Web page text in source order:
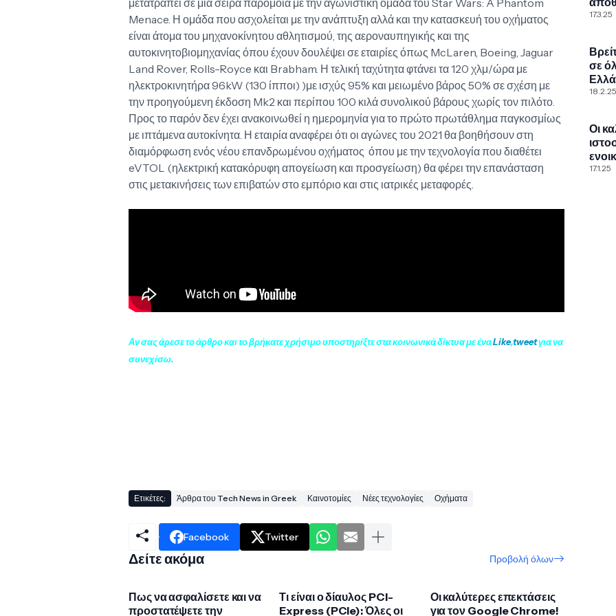
Menace. Η ομάδα που ασχολείται με την ανάπτυξη αλλά και την κατασκευή του οχήματος
είναι άτομα του μηχανοκίνητου αθλητισμού, της αεροναυπηγικής και της
αυτοκινητοβιομηχανίας όπου έχουν δουλέψει σε εταιρίες όπως McLaren, Boeing, Jaguar
Land Rover, Rolls-Royce και Brabham. Η τελική ταχύτητα φτάνει τα 120 χλμ/ώρα με
ηλεκτροκινητήρα 96kW (130 ίπποι) )με ισχύς 95% και μειωμένο βάρος 50% σε σχέση με
την προηγούμενη έκδοση Mk2 και περίπου 100 κιλά συνολικού βάρους χωρίς τον πιλότο.
Προς το παρόν δεν έχει ανακοινωθεί η ημερομηνία για το πρώτο πρωτάθλημα παγκοσμίως
με ιπτάμενα αυτοκίνητα. Η εταιρία αναφέρει ότι οι αγώνες του 2021 θα βοηθήσουν στη
διαμόρφωση ενός νέου επανδρωμένου οχήματος όπου με την τεχνολογία που διαθέτει
eVTOL (ηλεκτρική κατακόρυφη απογείωση και προσγείωση) θα φέρει την επανάσταση
στις μετακινήσεις των επιβατών στο εμπόριο και στις ιατρικές μεταφορές.
Αν σας άρεσε το άρθρο και το βρήκατε χρήσιμο υποστηρίξτε στα κοινωνικά δίκτυα με έναLike,tweetγια να
συνεχίσω.
Ετικέτες: Άρθρα του Tech News in Greek Καινοτομίες Νέες τεχνολογίες Οχήματα
Facebook Twitter
Δείτε ακόμα Προβολή όλων
Πως να ασφαλίσετε και να
προστατέψετε την
Τι είναι ο δίαυλος PCI-
Express (PCIe): Όλες οι
Οι καλύτερες επεκτάσεις
για τον Google Chrome!
17.3.25
σε
18.2.25
Οι
17.1.25